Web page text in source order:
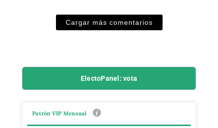
Cargar más comentarios
ElectoPanel: vota
Patrón VIP Mensual